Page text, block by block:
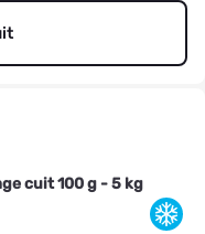
cuit 100 g - 5 kg